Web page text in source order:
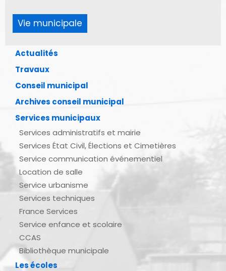
Vie municipale
Actualités
Travaux
Conseil municipal
Archives conseil municipal
Services municipaux
Services administratifs et mairie
Services État Civil, Élections et Cimetières
Service communication événementiel
Location de salle
Service urbanisme
Services techniques
France Services
Service enfance et scolaire
CCAS
Bibliothèque municipale
Les écoles